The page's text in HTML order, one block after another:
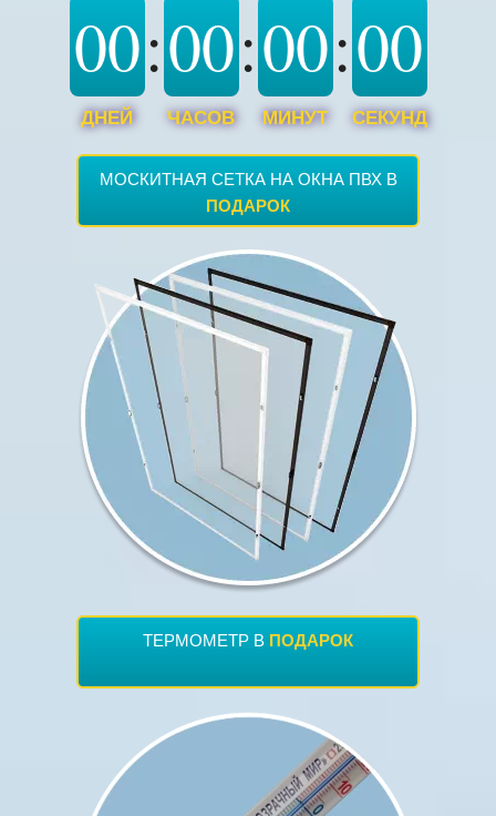
00:00:00:00
МОСКИТНАЯ СЕТКА НА ОКНА ПВХ В
ПОДАРОК
ТЕРМОМЕТР В ПОДАРОК